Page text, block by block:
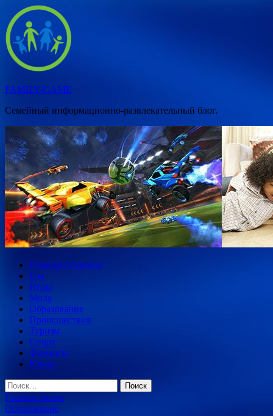
Перейти
содержимому
FAMILY-GAME
Семейный информационно-развлекательный блог.
Главная страница
Еда
Игры
Мода
Образование
Происшествия
Туризм
Спорт
Финансы
Юмор
Найти:
Главное меню
Образование